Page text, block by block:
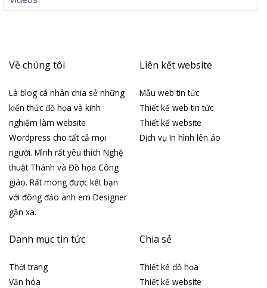
Về chúng tôi
Là blog cá nhân chia sẻ những
kiến thức đồ họa và kinh
nghiệm làm website
Wordpress cho tất cả mọi
người. Mình rất yêu thích Nghệ
thuật Thánh và Đồ họa Công
giáo. Rất mong được kết bạn
với đông đảo anh em Designer
gần xa.
Liên kết website
Mẫu web tin tức
Thiết kế web tin tức
Thiết kế website
Dịch vụ In hình lên áo
Danh mục tin tức
Thời trang
Văn hóa
Chia sẻ
Thiết kế đồ họa
Thiết kế website